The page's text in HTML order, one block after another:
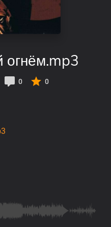
огнём.mp3
0 0